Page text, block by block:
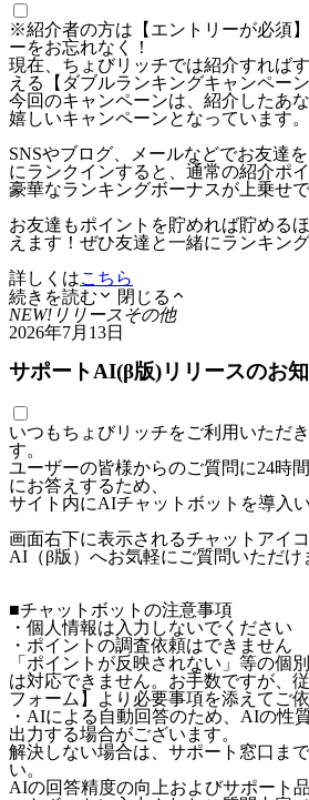
※紹介者の方は【エントリーが必須
ーをお忘れなく！
現在、ちょびリッチでは紹介すれば
える【ダブルランキングキャンペー
今回のキャンペーンは、紹介したあ
嬉しいキャンペーンとなっています。
SNSやブログ、メールなどでお友達
にランクインすると、通常の紹介ポ
豪華なランキングボーナスが上乗せ
お友達もポイントを貯めれば貯める
えます！ぜひ友達と一緒にランキン
詳しくはこちら
続きを読む
閉じる
NEW! リリースその他
2026年7月13日
サポートAI(β版)リリースのお
いつもちょびリッチをご利用いただ
す。
ユーザーの皆様からのご質問に24時
にお答えするため、
サイト内にAIチャットボットを導入い
画面右下に表示されるチャットアイ
AI（β版）へお気軽にご質問いただけ
■チャットボットの注意事項
・個人情報は入力しないでください
・ポイントの調査依頼はできません
「ポイントが反映されない」等の個
は対応できません。お手数ですが、
フォーム】より必要事項を添えてご依
・AIによる自動回答のため、AIの性
出力する場合がございます。
解決しない場合は、サポート窓口ま
い。
AIの回答精度の向上およびサポート